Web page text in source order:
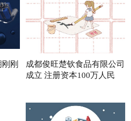
刚
成都俊旺楚钦食品有限公司
成立 注册资本100万人民